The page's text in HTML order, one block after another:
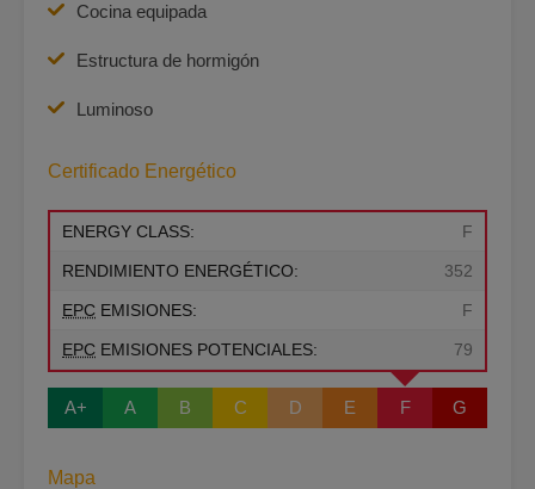
Cocina equipada
Estructura de hormigón
Luminoso
Certificado Energético
ENERGY CLASS: F
RENDIMIENTO ENERGÉTICO: 352
EPC EMISIONES: F
EPC EMISIONES POTENCIALES: 79
A+ A B C D E F G
Mapa